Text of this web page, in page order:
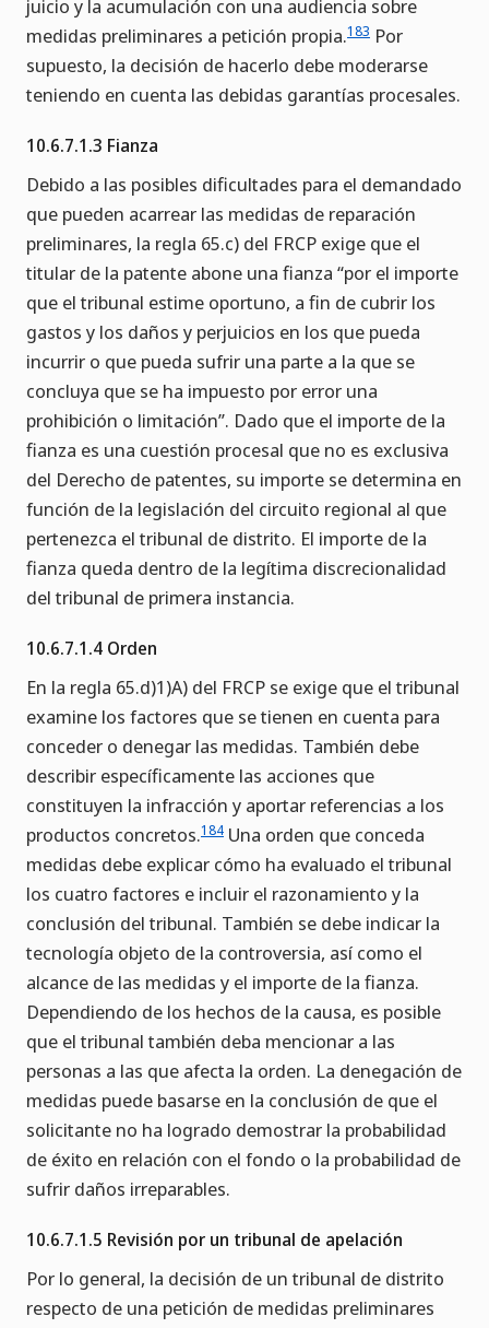
juicio y la acumulación con una audiencia sobre
medidas preliminares a petición propia.183 Por
supuesto, la decisión de hacerlo debe moderarse
teniendo en cuenta las debidas garantías procesales.
10.6.7.1.3 Fianza
Debido a las posibles dificultades para el demandado
que pueden acarrear las medidas de reparación
preliminares, la regla 65.c) del FRCP exige que el
titular de la patente abone una fianza “por el importe
que el tribunal estime oportuno, a fin de cubrir los
gastos y los daños y perjuicios en los que pueda
incurrir o que pueda sufrir una parte a la que se
concluya que se ha impuesto por error una
prohibición o limitación”. Dado que el importe de la
fianza es una cuestión procesal que no es exclusiva
del Derecho de patentes, su importe se determina en
función de la legislación del circuito regional al que
pertenezca el tribunal de distrito. El importe de la
fianza queda dentro de la legítima discrecionalidad
del tribunal de primera instancia.
10.6.7.1.4 Orden
En la regla 65.d)1)A) del FRCP se exige que el tribunal
examine los factores que se tienen en cuenta para
conceder o denegar las medidas. También debe
describir específicamente las acciones que
constituyen la infracción y aportar referencias a los
productos concretos.184 Una orden que conceda
medidas debe explicar cómo ha evaluado el tribunal
los cuatro factores e incluir el razonamiento y la
conclusión del tribunal. También se debe indicar la
tecnología objeto de la controversia, así como el
alcance de las medidas y el importe de la fianza.
Dependiendo de los hechos de la causa, es posible
que el tribunal también deba mencionar a las
personas a las que afecta la orden. La denegación de
medidas puede basarse en la conclusión de que el
solicitante no ha logrado demostrar la probabilidad
de éxito en relación con el fondo o la probabilidad de
sufrir daños irreparables.
10.6.7.1.5 Revisión por un tribunal de apelación
Por lo general, la decisión de un tribunal de distrito
respecto de una petición de medidas preliminares